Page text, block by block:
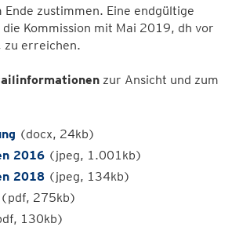
zustimmen. Eine endgültige
Kommission mit Mai 2019, dh vor
zu erreichen.
zur Ansicht und zum
(docx, 24kb)
2016 (jpeg, 1.001kb)
2018 (jpeg, 134kb)
(pdf, 275kb)
130kb)